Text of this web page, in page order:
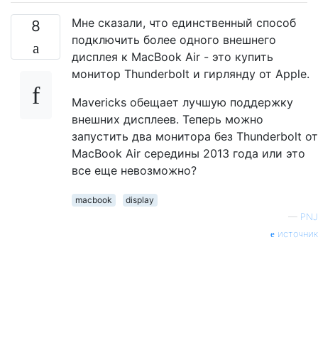
8
Мне сказали, что единственный способ
подключить более одного внешнего
дисплея к MacBook Air - это купить
монитор Thunderbolt и гирлянду от Apple.
Mavericks обещает лучшую поддержку
внешних дисплеев. Теперь можно
запустить два монитора без Thunderbolt от
MacBook Air середины 2013 года или это
все еще невозможно?
macbook
display
— PNJ
источник